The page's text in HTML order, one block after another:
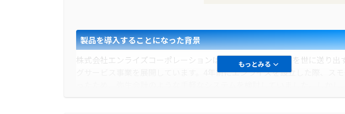
もっとみる
製品を導入することになった背景
株式会社エンライズコーポレーションは、質の高い「人財」を世に送り出
グサービス事業を展開しています。4年前にエンライズを設立した際、ス
るブルドッグウォータ株式会社との出会いをきっかけに、ツバイソという